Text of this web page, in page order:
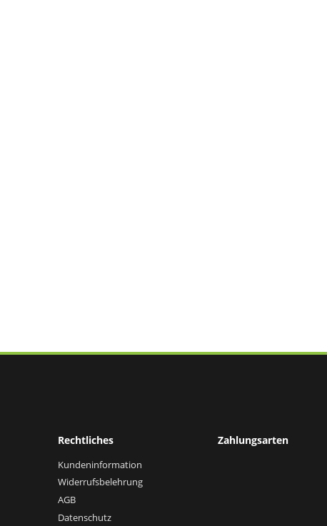
Rechtliches
Kundeninformation
Widerrufsbelehrung
AGB
Datenschutz
Zahlungsarten